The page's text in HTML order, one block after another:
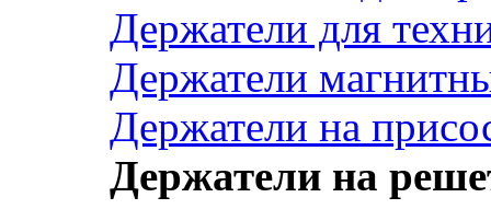
Держатели для
Держатели
Держатели на
Держатели на